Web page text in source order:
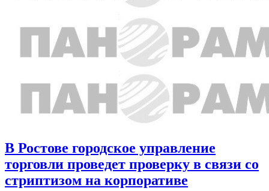
В Ростове городское управление
торговли проведет проверку в связи со
стриптизом на корпоративе